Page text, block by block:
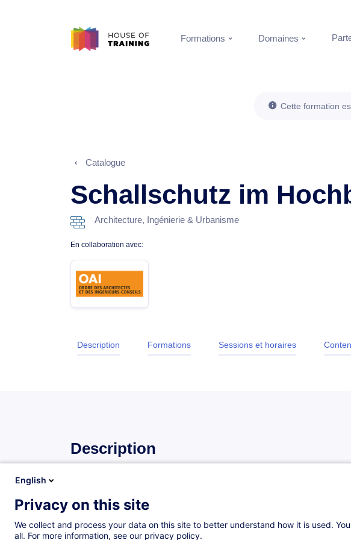
Formations Domaines
Cette formation
Catalogue
Schallschutz im
Architecture, Ingénierie & Urbanisme
En collaboration avec:
Description Formations Sessions et horaires
Description
OAI Mitglied – 385 € (+3% MwSt)
Nicht-Mitglied OAI – 625 € (+3% MwSt)
English
Privacy on this site
We collect and process your data on this site to better understand how it is used.
all. For more information, see our privacy policy.